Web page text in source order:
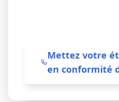
Mettez votre
en conformité